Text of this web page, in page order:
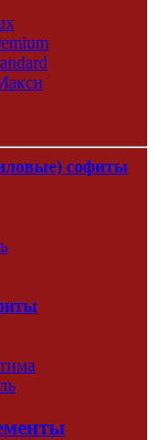
софиты